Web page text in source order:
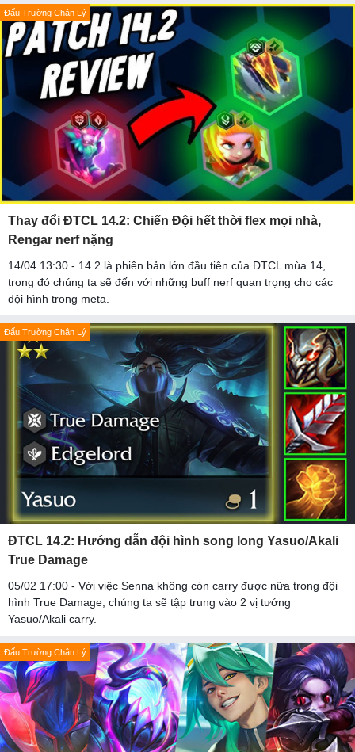
Đấu Trường Chân Lý
Thay đổi ĐTCL 14.2: Chiến Đội hết thời flex mọi nhà,
Rengar nerf nặng
14/04 13:30 - 14.2 là phiên bản lớn đầu tiên của ĐTCL mùa 14,
trong đó chúng ta sẽ đến với những buff nerf quan trọng cho các
đội hình trong meta.
Đấu Trường Chân Lý
ĐTCL 14.2: Hướng dẫn đội hình song long Yasuo/Akali
True Damage
05/02 17:00 - Với việc Senna không còn carry được nữa trong đội
hình True Damage, chúng ta sẽ tập trung vào 2 vị tướng
Yasuo/Akali carry.
Đấu Trường Chân Lý